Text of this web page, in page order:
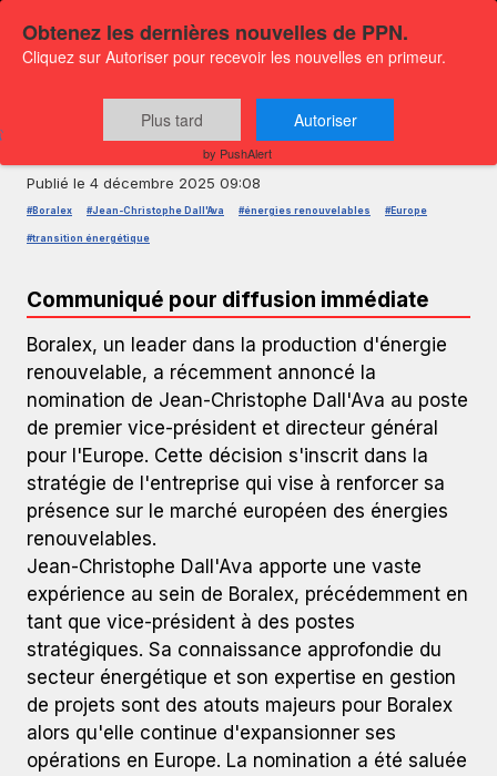
Nomination de Jean-Christophe
Dall'Ava chez Boralex
Publié le 4 décembre 2025 09:08
#Boralex #Jean-Christophe Dall'Ava #énergies renouvelables #Europe
#transition énergétique
Communiqué pour diffusion immédiate
Boralex, un leader dans la production d'énergie
renouvelable, a récemment annoncé la
nomination de Jean-Christophe Dall'Ava au poste
de premier vice-président et directeur général
pour l'Europe. Cette décision s'inscrit dans la
stratégie de l'entreprise qui vise à renforcer sa
présence sur le marché européen des énergies
renouvelables.
Jean-Christophe Dall'Ava apporte une vaste
expérience au sein de Boralex, précédemment en
tant que vice-président à des postes
stratégiques. Sa connaissance approfondie du
secteur énergétique et son expertise en gestion
de projets sont des atouts majeurs pour Boralex
alors qu'elle continue d'expansionner ses
opérations en Europe. La nomination a été saluée
Obtenez les dernières nouvelles de PPN.
Cliquez sur Autoriser pour recevoir les nouvelles en primeur.
Plus tard Autoriser
by PushAlert